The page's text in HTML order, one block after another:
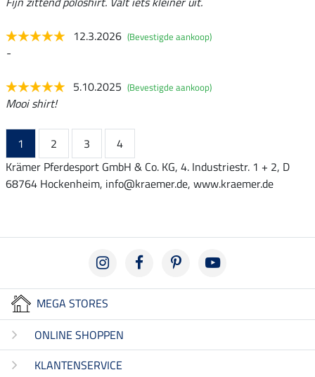
12.3.2026 (Bevestigde aankoop)
-
5.10.2025 (Bevestigde aankoop)
Mooi shirt!
1 2 3
4
Krämer Pferdesport GmbH & Co. KG, 4. Industriestr. 1 + 2, D
68764 Hockenheim, info@kraemer.de, www.kraemer.de
MEGA STORES
ONLINE SHOPPEN
KLANTENSERVICE